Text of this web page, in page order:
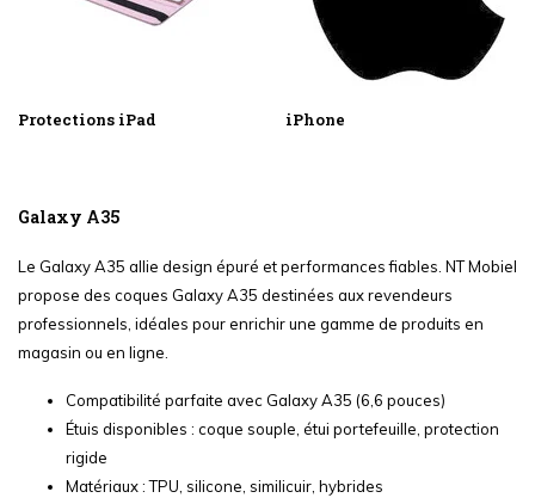
Protections iPad iPhone
Galaxy A35
Le Galaxy A35 allie design épuré et performances fiables. NT Mobiel
propose des coques Galaxy A35 destinées aux revendeurs
professionnels, idéales pour enrichir une gamme de produits en
magasin ou en ligne.
Compatibilité parfaite avec Galaxy A35 (6,6 pouces)
Étuis disponibles : coque souple, étui portefeuille, protection
rigide
Matériaux : TPU, silicone, similicuir, hybrides